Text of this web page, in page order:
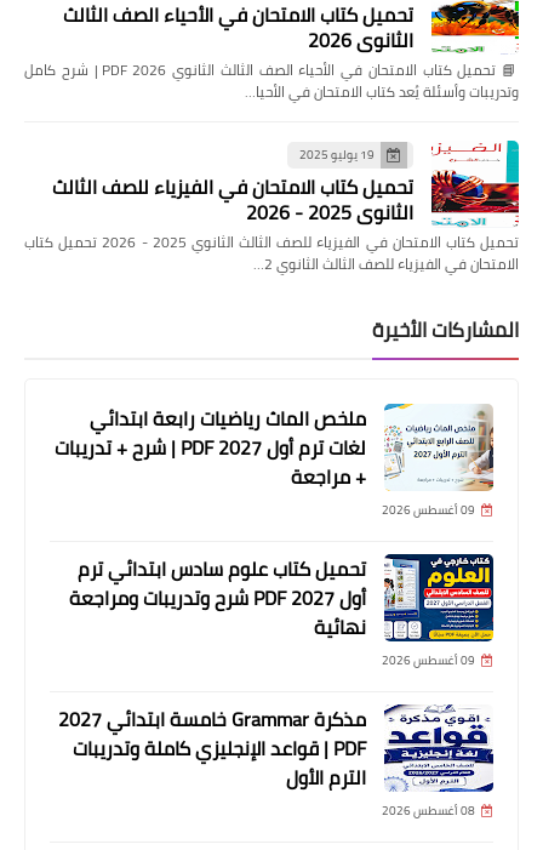
تحميل كتاب الامتحان في الأحياء الصف الثالث
الثانوي 2026
📘 تحميل كتاب الامتحان في الأحياء الصف الثالث الثانوي 2026 PDF | شرح كامل
وتدريبات وأسئلة يُعد كتاب الامتحان في الأحيا…
19 يوليو 2025
تحميل كتاب الامتحان في الفيزياء للصف الثالث
الثانوي 2025 - 2026
تحميل كتاب الامتحان في الفيزياء للصف الثالث الثانوي 2025 - 2026 تحميل كتاب
الامتحان في الفيزياء للصف الثالث الثانوي 2…
المشاركات الأخيرة
ملخص الماث رياضيات رابعة ابتدائي
لغات ترم أول 2027 PDF | شرح + تدريبات
+ مراجعة
09 أغسطس 2026
تحميل كتاب علوم سادس ابتدائي ترم
أول 2027 PDF شرح وتدريبات ومراجعة
نهائية
09 أغسطس 2026
مذكرة Grammar خامسة ابتدائي 2027
PDF | قواعد الإنجليزي كاملة وتدريبات
الترم الأول
08 أغسطس 2026